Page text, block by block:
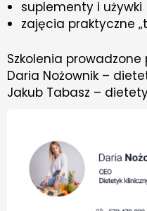
suplementy i używki
zajęcia praktyczne
Szkolenia prowadzone
Daria Nożownik –
Jakub Tabasz –